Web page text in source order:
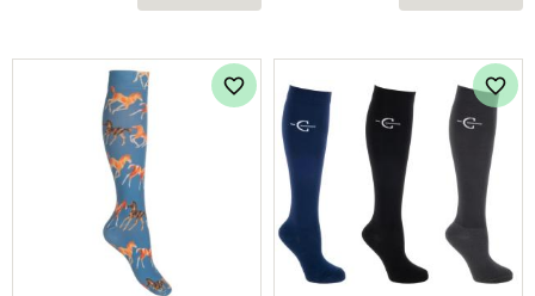
Lägg till i favoriter